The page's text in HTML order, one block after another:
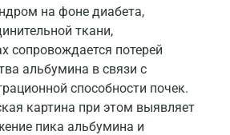
на фоне диабета,
ткани,
сопровождается потерей
альбумина в связи с
способности почек.
картина при этом выявляет
пика альбумина и